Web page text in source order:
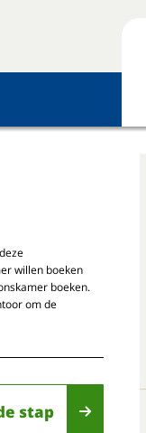
willen boeken
boeken.
om de
stap